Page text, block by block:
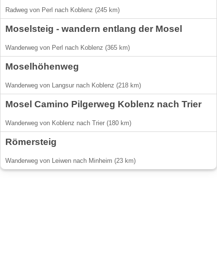
Radweg von Perl nach Koblenz (245 km)
Moselsteig - wandern entlang der Mosel
Wanderweg von Perl nach Koblenz (365 km)
Moselhöhenweg
Wanderweg von Langsur nach Koblenz (218 km)
Mosel Camino Pilgerweg Koblenz nach Trier
Wanderweg von Koblenz nach Trier (180 km)
Römersteig
Wanderweg von Leiwen nach Minheim (23 km)